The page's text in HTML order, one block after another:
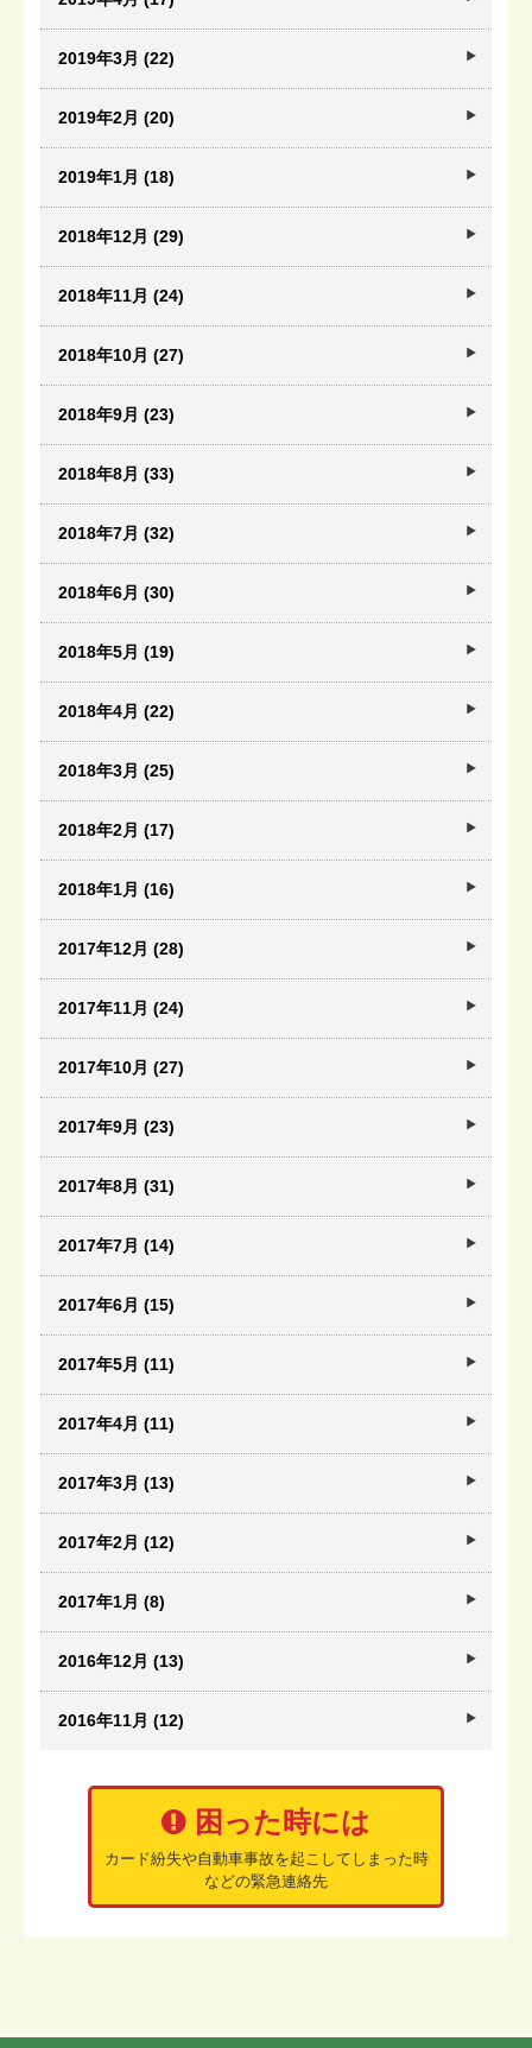
2019年3月 (22)
2019年2月 (20)
2019年1月 (18)
2018年12月 (29)
2018年11月 (24)
2018年10月 (27)
2018年9月 (23)
2018年8月 (33)
2018年7月 (32)
2018年6月 (30)
2018年5月 (19)
2018年4月 (22)
2018年3月 (25)
2018年2月 (17)
2018年1月 (16)
2017年12月 (28)
2017年11月 (24)
2017年10月 (27)
2017年9月 (23)
2017年8月 (31)
2017年7月 (14)
2017年6月 (15)
2017年5月 (11)
2017年4月 (11)
2017年3月 (13)
2017年2月 (12)
2017年1月 (8)
2016年12月 (13)
2016年11月 (12)
困った時には
カード紛失や自動車事故を起こしてしまった時
などの緊急連絡先